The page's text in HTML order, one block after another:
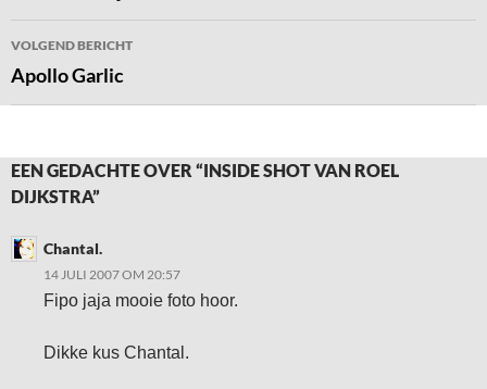
VOLGEND BERICHT
Apollo Garlic
EEN GEDACHTE OVER “INSIDE SHOT VAN ROEL
DIJKSTRA”
Chantal.
14 JULI 2007 OM 20:57
Fipo jaja mooie foto hoor.
Dikke kus Chantal.